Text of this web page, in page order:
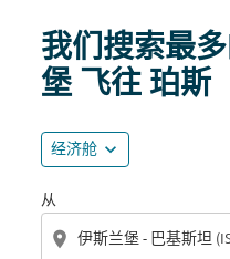
我们搜索最
堡 飞往 珀斯
经济舱 expand_more
从
location_on
尝试更新您的路线（出